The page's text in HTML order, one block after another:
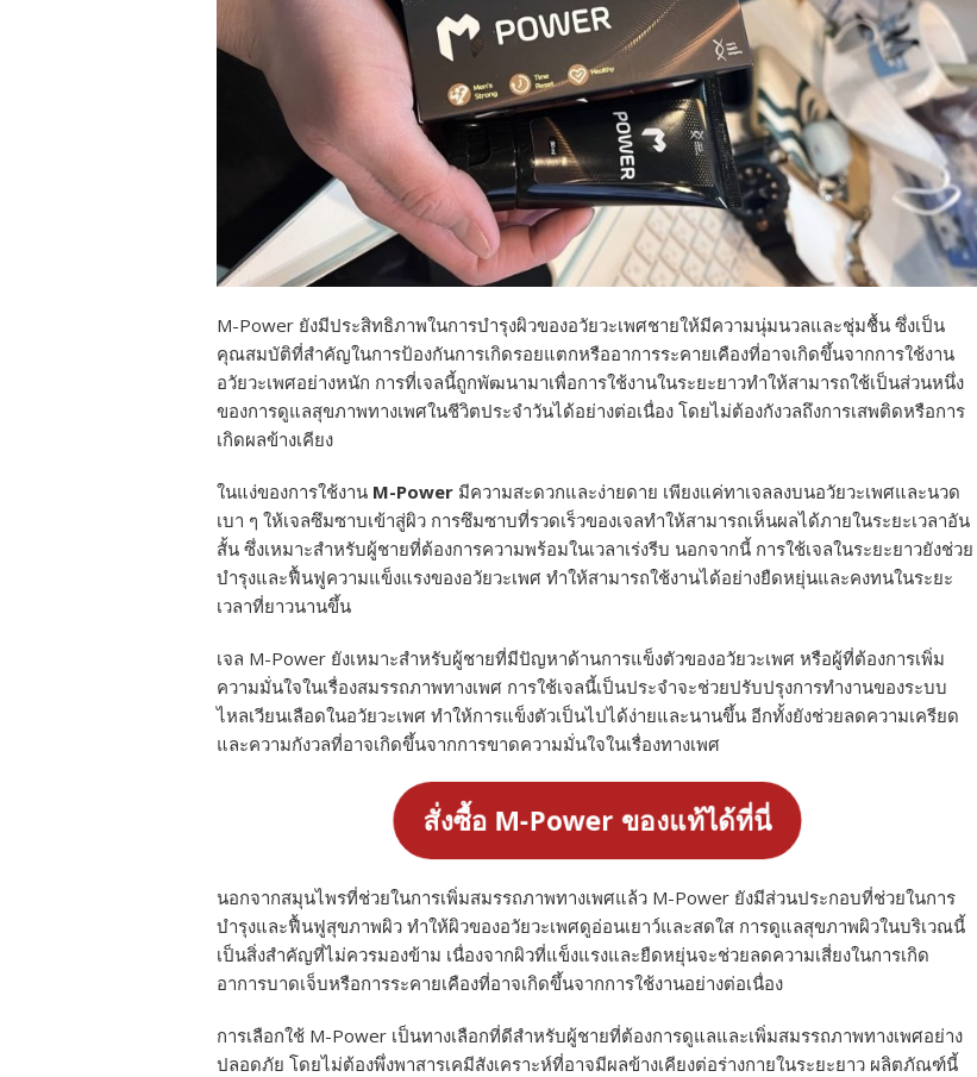
M-Power ยังมีประสิทธิภาพในการบำรุงผิวของอวัยวะเพศชายให้มีความนุ่มนวลและชุ่มชื้น ซึ่งเป็น
คุณสมบัติที่สำคัญในการป้องกันการเกิดรอยแตกหรืออาการระคายเคืองที่อาจเกิดขึ้นจากการใช้งาน
อวัยวะเพศอย่างหนัก การที่เจลนี้ถูกพัฒนามาเพื่อการใช้งานในระยะยาวทำให้สามารถใช้เป็นส่วนหนึ่ง
ของการดูแลสุขภาพทางเพศในชีวิตประจำวันได้อย่างต่อเนื่อง โดยไม่ต้องกังวลถึงการเสพติดหรือการ
เกิดผลข้างเคียง
ในแง่ของการใช้งาน M-Power มีความสะดวกและง่ายดาย เพียงแค่ทาเจลลงบนอวัยวะเพศและนวด
เบา ๆ ให้เจลซึมซาบเข้าสู่ผิว การซึมซาบที่รวดเร็วของเจลทำให้สามารถเห็นผลได้ภายในระยะเวลาอัน
สั้น ซึ่งเหมาะสำหรับผู้ชายที่ต้องการความพร้อมในเวลาเร่งรีบ นอกจากนี้ การใช้เจลในระยะยาวยังช่วย
บำรุงและฟื้นฟูความแข็งแรงของอวัยวะเพศ ทำให้สามารถใช้งานได้อย่างยืดหยุ่นและคงทนในระยะ
เวลาที่ยาวนานขึ้น
เจล M-Power ยังเหมาะสำหรับผู้ชายที่มีปัญหาด้านการแข็งตัวของอวัยวะเพศ หรือผู้ที่ต้องการเพิ่ม
ความมั่นใจในเรื่องสมรรถภาพทางเพศ การใช้เจลนี้เป็นประจำจะช่วยปรับปรุงการทำงานของระบบ
ไหลเวียนเลือดในอวัยวะเพศ ทำให้การแข็งตัวเป็นไปได้ง่ายและนานขึ้น อีกทั้งยังช่วยลดความเครียด
และความกังวลที่อาจเกิดขึ้นจากการขาดความมั่นใจในเรื่องทางเพศ
สั่งซื้อ M-Power ของแท้ได้ที่นี่
นอกจากสมุนไพรที่ช่วยในการเพิ่มสมรรถภาพทางเพศแล้ว M-Power ยังมีส่วนประกอบที่ช่วยในการ
บำรุงและฟื้นฟูสุขภาพผิว ทำให้ผิวของอวัยวะเพศดูอ่อนเยาว์และสดใส การดูแลสุขภาพผิวในบริเวณนี้
เป็นสิ่งสำคัญที่ไม่ควรมองข้าม เนื่องจากผิวที่แข็งแรงและยืดหยุ่นจะช่วยลดความเสี่ยงในการเกิด
อาการบาดเจ็บหรือการระคายเคืองที่อาจเกิดขึ้นจากการใช้งานอย่างต่อเนื่อง
การเลือกใช้ M-Power เป็นทางเลือกที่ดีสำหรับผู้ชายที่ต้องการดูแลและเพิ่มสมรรถภาพทางเพศอย่าง
ปลอดภัย โดยไม่ต้องพึ่งพาสารเคมีสังเคราะห์ที่อาจมีผลข้างเคียงต่อร่างกายในระยะยาว ผลิตภัณฑ์นี้